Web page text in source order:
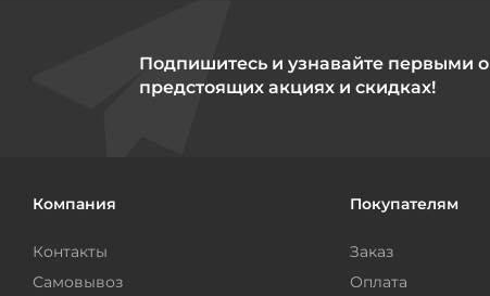
Подпишитесь и узнавайте первыми о
предстоящих акциях и скидках!
Компания
Контакты
Самовывоз
Покупателям
Заказ
Оплата